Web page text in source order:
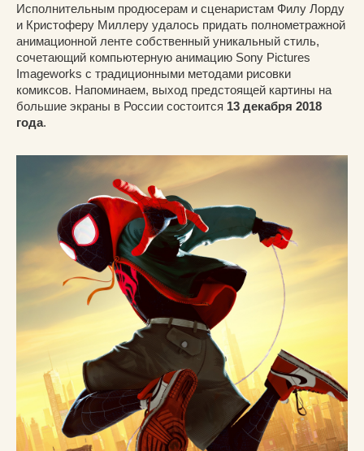
Исполнительным продюсерам и сценаристам Филу Лорду
и Кристоферу Миллеру удалось придать полнометражной
анимационной ленте собственный уникальный стиль,
сочетающий компьютерную анимацию Sony Pictures
Imageworks с традиционными методами рисовки
комиксов. Напоминаем, выход предстоящей картины на
большие экраны в России состоится 13 декабря 2018
года.